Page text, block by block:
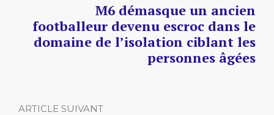
M6 démasque un ancien
footballeur devenu escroc dans le
domaine de l’isolation ciblant les
personnes âgées
ARTICLE SUIVANT